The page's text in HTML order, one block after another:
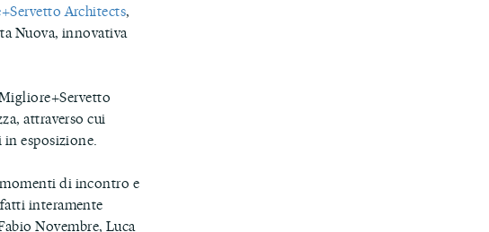
Architects,
Nuova, innovativa
attraverso cui
esposizione.
momenti di incontro e
interamente
Novembre, Luca